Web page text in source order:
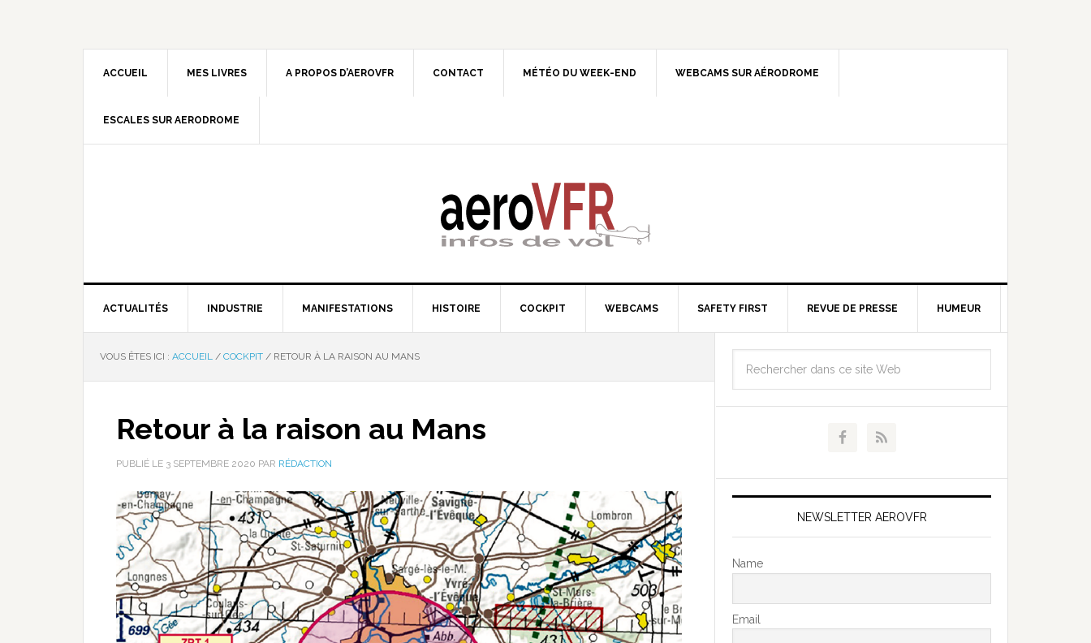
ACCUEIL MES LIVRES A PROPOS D’AEROVFR CONTACT MÉTÉO DU WEEK-END WEBCAMS SUR AÉRODROME
ESCALES SUR AERODROME
ACTUALITÉS INDUSTRIE MANIFESTATIONS HISTOIRE COCKPIT WEBCAMS SAFETY FIRST REVUE DE PRESSE HUMEUR
VOUS ÊTES ICI : ACCUEIL / COCKPIT / RETOUR À LA RAISON AU MANS
Retour à la raison au Mans
PUBLIÉ LE 3 SEPTEMBRE 2020 PAR RÉDACTION
NEWSLETTER AEROVFR
Name
Email